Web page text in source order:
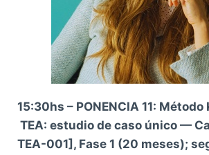
15:30hs – PONENCIA 11:
TEA: estudio de caso único —
TEA-001], Fase 1 (20 meses);